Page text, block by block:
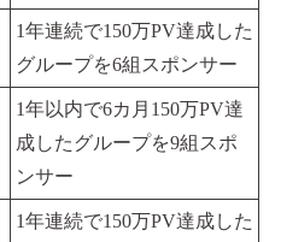
1年連続で150万PV達成した
グループを6組スポンサー
1年以内で6カ月150万PV達
成したグループを9組スポ
ンサー
1年連続で150万PV達成した